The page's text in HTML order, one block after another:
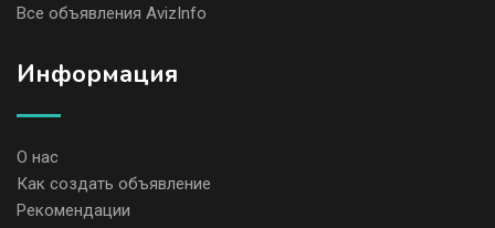
Все объявления AvizInfo
Информация
О нас
Как создать объявление
Рекомендации